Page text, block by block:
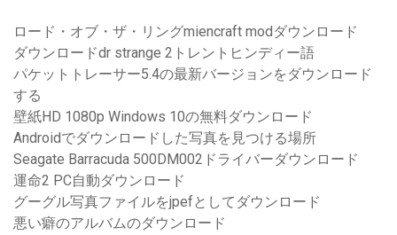
ロード・オブ・ザ・リングmiencraft modダウンロード
ダウンロードdr strange 2トレントヒンディー語
パケットトレーサー5.4の最新バージョンをダウンロード
する
壁紙HD 1080p Windows 10の無料ダウンロード
Androidでダウンロードした写真を見つける場所
Seagate Barracuda 500DM002ドライバーダウンロード
運命2 PC自動ダウンロード
グーグル写真ファイルをjpefとしてダウンロード
悪い癖のアルバムのダウンロード